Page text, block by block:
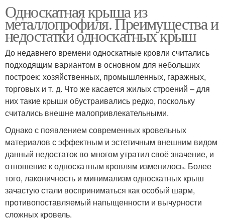
Односкатная крыша из
металлопрофиля. Преимущества и
недостатки односкатных крыш
До недавнего времени односкатные кровли считались
подходящим вариантом в основном для небольших
построек: хозяйственных, промышленных, гаражных,
торговых и т. д. Что же касается жилых строений – для
них такие крыши обустраивались редко, поскольку
считались внешне малопривлекательными.
Однако с появлением современных кровельных
материалов с эффектным и эстетичным внешним видом
данный недостаток во многом утратил своё значение, и
отношение к односкатным кровлям изменилось. Более
того, лаконичность и минимализм односкатных крыш
зачастую стали восприниматься как особый шарм,
противопоставляемый напыщенности и вычурности
сложных кровель.